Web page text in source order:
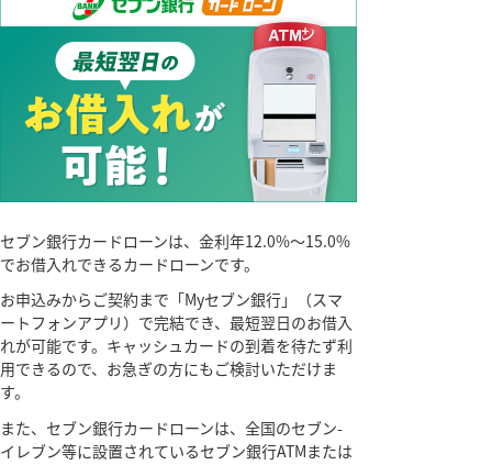
セブン銀行カードローンは、金利年12.0%～15.0%
でお借入れできるカードローンです。
お申込みからご契約まで「Myセブン銀行」（スマ
ートフォンアプリ）で完結でき、最短翌日のお借入
れが可能です。キャッシュカードの到着を待たず利
用できるので、お急ぎの方にもご検討いただけま
す。
また、セブン銀行カードローンは、全国のセブン-
イレブン等に設置されているセブン銀行ATMまたは